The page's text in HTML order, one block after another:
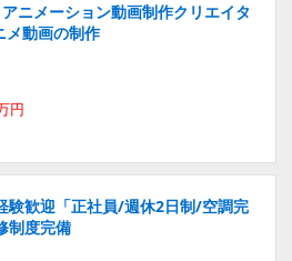
ニメーション動画制作クリエイタ
メ動画の制作
円
験歓迎「正社員/週休2日制/空調完
制度完備